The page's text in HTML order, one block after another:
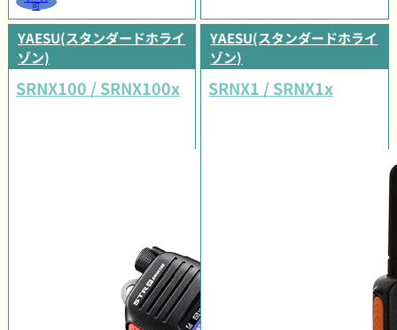
可
YAESU(スタンダードホライ
ゾン)
SRNX100 / SRNX100x
YAESU(スタンダードホライ
ゾン)
SRNX1 / SRNX1x